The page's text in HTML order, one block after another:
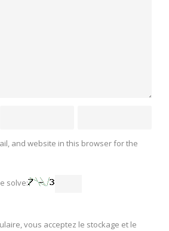
and website in this browser for the
solve:
vous acceptez le stockage et le